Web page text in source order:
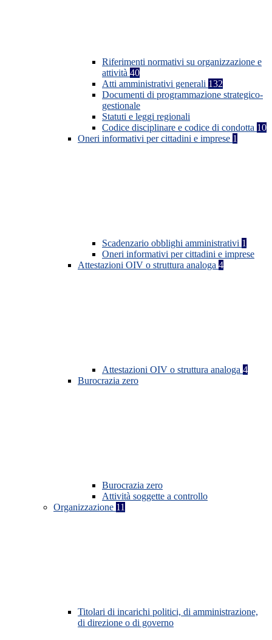
Riferimenti normativi su organizzazione e
attività 40
Atti amministrativi generali 132
Documenti di programmazione strategico-
gestionale
Statuti e leggi regionali
Codice disciplinare e codice di condotta 10
Oneri informativi per cittadini e imprese 1
Scadenzario obblighi amministrativi 1
Oneri informativi per cittadini e imprese
Attestazioni OIV o struttura analoga 4
Attestazioni OIV o struttura analoga 4
Burocrazia zero
Burocrazia zero
Attività soggette a controllo
Organizzazione 11
Titolari di incarichi politici, di amministrazione,
di direzione o di governo